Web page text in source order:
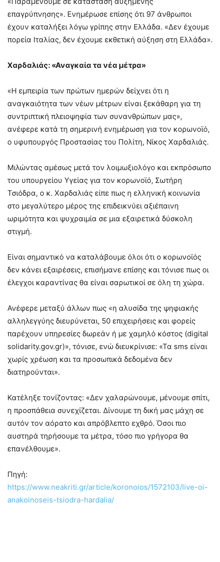
επαγρύπνησης». Ενημέρωσε επίσης ότι 97 άνθρωποι
έχουν καταλήξει λόγω γρίπης στην Ελλάδα. «Δεν έχουμε
πορεία Ιταλίας, δεν έχουμε εκθετική αύξηση στη Ελλάδα».
Χαρδαλιάς: «Αναγκαία τα νέα μέτρα»
«Η εμπειρία των πρώτων ημερών δείχνει ότι η
αναγκαιότητα των νέων μέτρων είναι ξεκάθαρη για τη
συντριπτική πλειοψηφία των συνανθρώπων μας»,
ανέφερε κατά τη σημερινή ενημέρωση για τον κορωνοϊό,
ο υφυπουργός Προστασίας του Πολίτη, Νίκος Χαρδαλιάς.
Μιλώντας αμέσως μετά τον λοιμωξιολόγο και εκπρόσωπο
του υπουργείου Υγείας για τον κορωνοϊό, Σωτήρη
Τσιόδρα, ο κ. Χαρδαλιάς είπε πως η ελληνική κοινωνία
στο μεγαλύτερο μέρος της επιδεικνύει αξιέπαινη
ωριμότητα και ψυχραιμία σε μια εξαιρετικά δύσκολη
στιγμή.
Είναι σημαντικό να καταλάβουμε όλοι ότι ο κορωνοϊός
δεν κάνει εξαιρέσεις, επισήμανε επίσης και τόνισε πως οι
έλεγχοι καραντίνας θα είναι σαρωτικοί σε όλη τη χώρα.
Ανέφερε μεταξύ άλλων πως «η αλυσίδα της ψηφιακής
αλληλεγγύης διευρύνεται, 50 επιχειρήσεις και φορείς
παρέχουν υπηρεσίες δωρεάν ή με χαμηλό κόστος (digital
solidarity.gov.gr)», τόνισε, ενώ διευκρίνισε: «Τα sms είναι
χωρίς χρέωση και τα προσωπικά δεδομένα δεν
διατηρούνται».
Κατέληξε τονίζοντας: «Δεν χαλαρώνουμε, μένουμε σπίτι,
η προσπάθεια συνεχίζεται. Δίνουμε τη δική μας μάχη σε
αυτόν τον αόρατο και απρόβλεπτο εχθρό. Όσοι πιο
αυστηρά τηρήσουμε τα μέτρα, τόσο πιο γρήγορα θα
επανέλθουμε».
Πηγή:
https://www.neakriti.gr/article/koronoios/1572103/live-oi-
anakoinoseis-tsiodra-hardalia/